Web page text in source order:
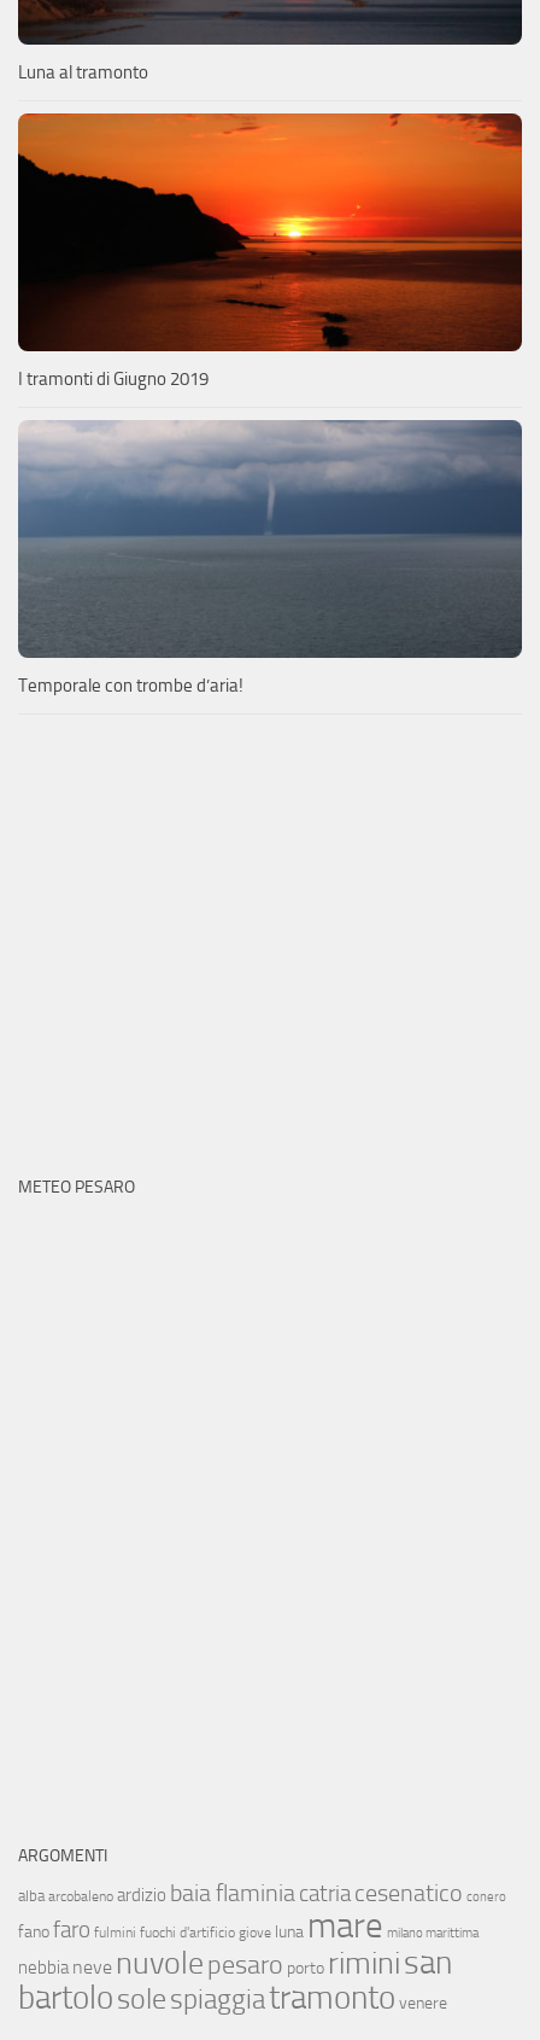
Luna al tramonto
I tramonti di Giugno 2019
Temporale con trombe d’aria!
METEO PESARO
ARGOMENTI
alba arcobaleno ardizio baia flaminiacatriacesenatico conero
fanofaro fulmini fuochi d'artificio giove luna mare milano marittima
nebbia neve nuvolepesaro porto riminisan
bartolosolespiaggiatramonto venere